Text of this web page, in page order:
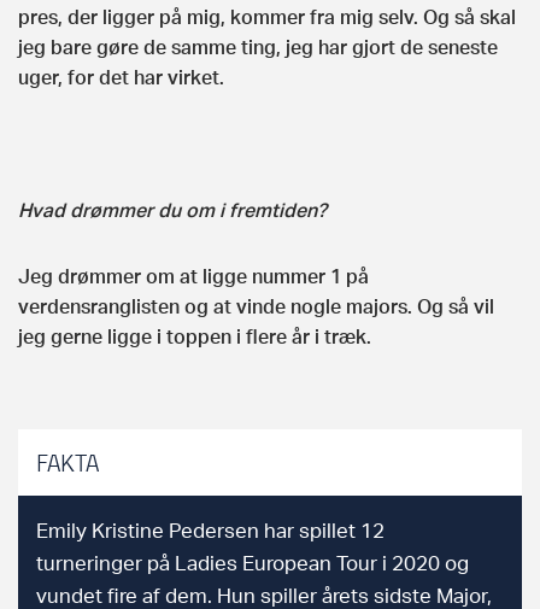
pres, der ligger på mig, kommer fra mig selv. Og så skal
jeg bare gøre de samme ting, jeg har gjort de seneste
uger, for det har virket.
Hvad drømmer du om i fremtiden?
Jeg drømmer om at ligge nummer 1 på
verdensranglisten og at vinde nogle majors. Og så vil
jeg gerne ligge i toppen i flere år i træk.
FAKTA
Emily Kristine Pedersen har spillet 12
turneringer på Ladies European Tour i 2020 og
vundet fire af dem. Hun spiller årets sidste Major,